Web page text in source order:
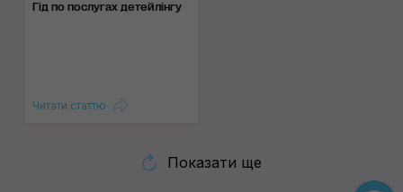
Гід по послугах детейлінгу
Читати статтю
Показати ще